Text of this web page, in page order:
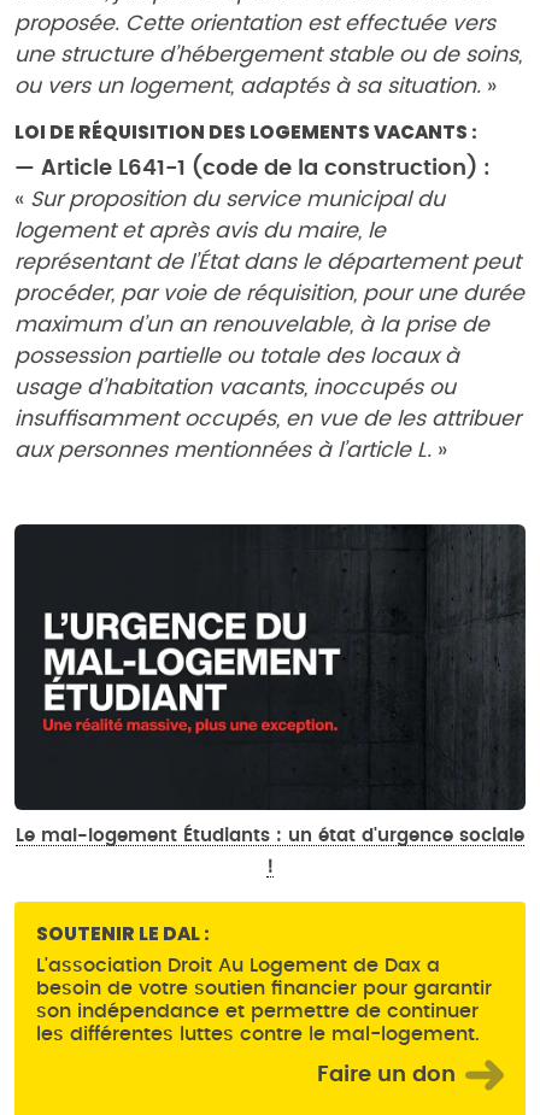
proposée. Cette orientation est effectuée vers
une structure d’hébergement stable ou de soins,
ou vers un logement, adaptés à sa situation. »
LOI DE RÉQUISITION DES LOGEMENTS VACANTS :
— Article L641-1 (code de la construction) :
« Sur proposition du service municipal du
logement et après avis du maire, le
représentant de l’État dans le département peut
procéder, par voie de réquisition, pour une durée
maximum d’un an renouvelable, à la prise de
possession partielle ou totale des locaux à
usage d’habitation vacants, inoccupés ou
insuffisamment occupés, en vue de les attribuer
aux personnes mentionnées à l’article L. »
Le mal-logement Étudiants : un état d'urgence sociale
!
SOUTENIR LE DAL :
L'association Droit Au Logement de Dax a
besoin de votre soutien financier pour garantir
son indépendance et permettre de continuer
les différentes luttes contre le mal-logement.
Faire un don